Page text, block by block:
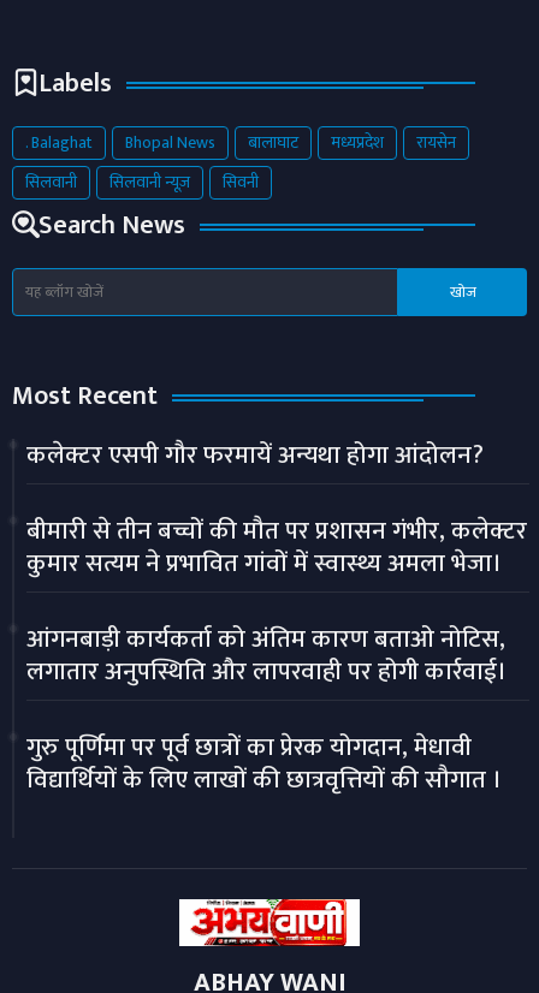
Labels
. Balaghat Bhopal News बालाघाट मध्यप्रदेश
रायसेन
सिलवानी
सिलवानी न्यूज़ सिवनी
Search News
Most Recent
कलेक्टर एसपी गौर फरमायें अन्यथा होगा आंदोलन?
बीमारी से तीन बच्चों की मौत पर प्रशासन गंभीर, कलेक्टर
कुमार सत्यम ने प्रभावित गांवों में स्वास्थ्य अमला भेजा।
आंगनबाड़ी कार्यकर्ता को अंतिम कारण बताओ नोटिस,
लगातार अनुपस्थिति और लापरवाही पर होगी कार्रवाई।
गुरु पूर्णिमा पर पूर्व छात्रों का प्रेरक योगदान, मेधावी
विद्यार्थियों के लिए लाखों की छात्रवृत्तियों की सौगात ।
ABHAY WANI